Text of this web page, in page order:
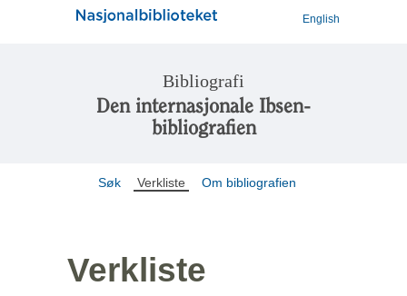
English
Bibliografi
Den internasjonale Ibsen-
bibliografien
Søk Verkliste Om bibliografien
Verkliste